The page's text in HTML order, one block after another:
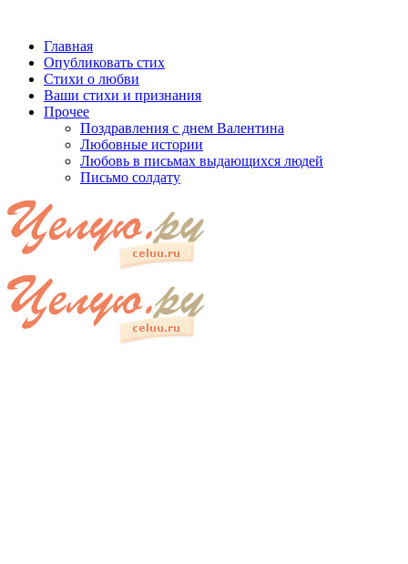
Главная
Опубликовать стих
Стихи о любви
Ваши стихи и признания
Прочее
Поздравления с днем Валентина
Любовные истории
Любовь в письмах выдающихся людей
Письмо солдату